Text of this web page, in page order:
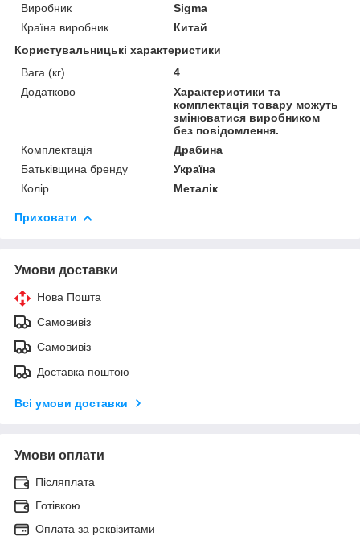
Виробник
Sigma
Країна виробник
Китай
Користувальницькі характеристики
Вага (кг)
4
Додатково
Характеристики та
комплектація товару можуть
змінюватися виробником
без повідомлення.
Комплектація
Драбина
Батьківщина бренду
Україна
Колір
Металік
Приховати
Умови доставки
Нова Пошта
Самовивіз
Самовивіз
Доставка поштою
Всі умови доставки
Умови оплати
Післяплата
Готівкою
Оплата за реквізитами